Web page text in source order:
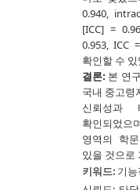
0.940,
[ICC] =
0.953, ICC
확인할 수
결론:본 연
국내 중고령
신뢰성과
확인되었
영역의 학
있을 것으로
키워드: 기